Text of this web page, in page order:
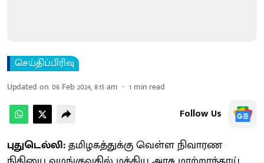
செய்திப்பிரிவு
Updated on:06 Feb 2024, 8:15 am 1 min read
Follow Us
புதுடெல்லி:தமிழகத்துக்கு வெள்ள நிவாரண